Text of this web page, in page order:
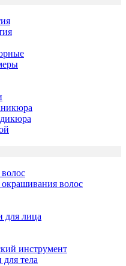
волос
для лица
инструмент
тела